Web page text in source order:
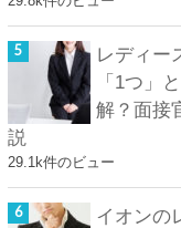
レディー
「1つ」
解？面接
説
29.1k件のビュー
イオンの